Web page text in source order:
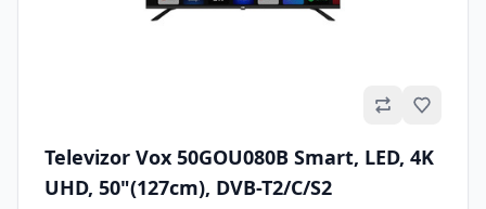
Televizor Vox 50GOU080B Smart, LED, 4K
UHD, 50"(127cm), DVB-T2/C/S2